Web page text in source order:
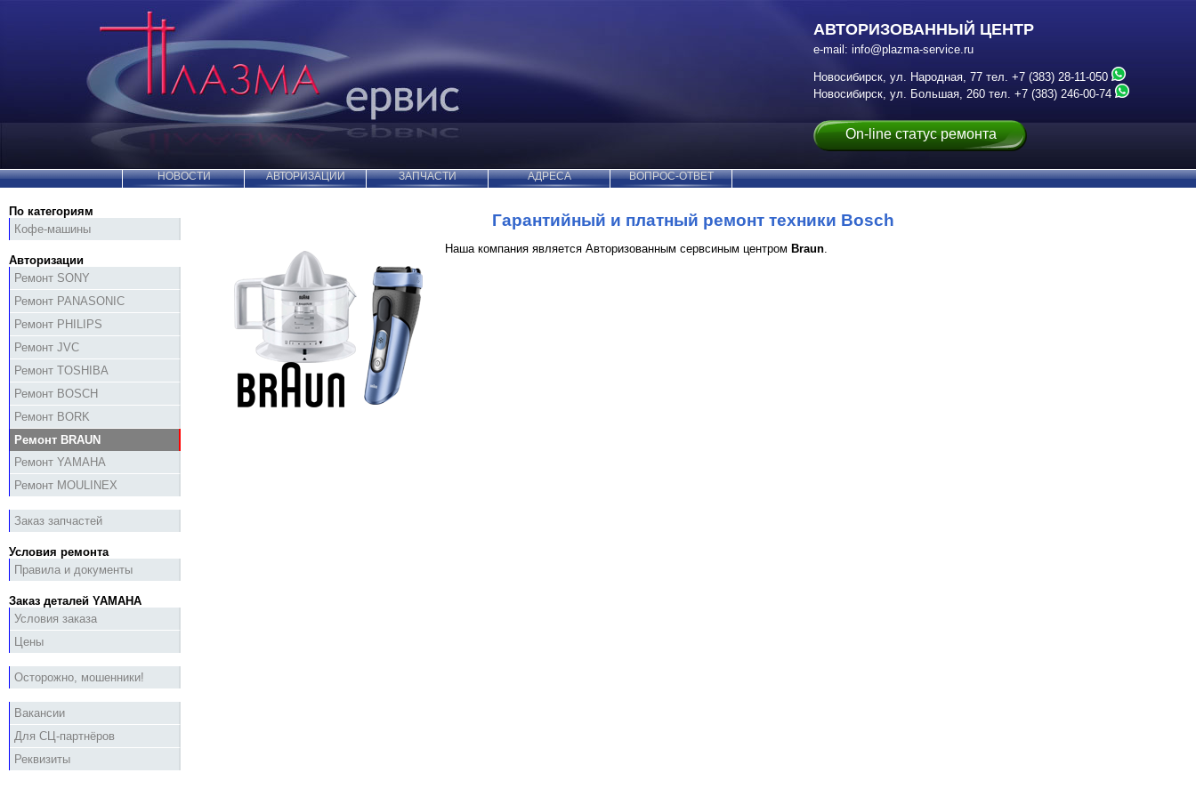
On-line статус ремонта
АВТОРИЗОВАННЫЙ ЦЕНТР
e-mail: info@plazma-service.ru
Новосибирск, ул. Народная, 77 тел. +7 (383) 28-11-050
Новосибирск, ул. Большая, 260 тел. +7 (383) 246-00-74
НОВОСТИ АВТОРИЗАЦИИ ЗАПЧАСТИ АДРЕСА ВОПРОС-ОТВЕТ
По категориям
Кофе-машины
Авторизации
Ремонт SONY
Ремонт PANASONIC
Ремонт PHILIPS
Ремонт JVC
Ремонт TOSHIBA
Ремонт BOSCH
Ремонт BORK
Ремонт BRAUN
Ремонт YAMAHA
Ремонт MOULINEX
Заказ запчастей
Условия ремонта
Правила и документы
Заказ деталей YAMAHA
Условия заказа
Цены
Осторожно, мошенники!
Вакансии
Для СЦ-партнёров
Реквизиты
Гарантийный и платный ремонт техники Bosch
Наша компания является Авторизованным сервсиным центром Braun